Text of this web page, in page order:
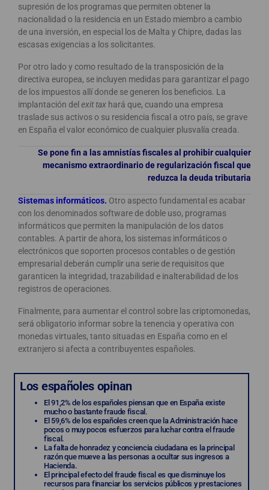
supresión de los programas que permiten obtener la
nacionalidad o la residencia en un Estado miembro a cambio
de una inversión, en especial los de Malta y Chipre, dadas las
escasas exigencias a los solicitantes.
Por otro lado y como resultado de la transposición de la
directiva europea, se incluyen medidas para garantizar el pago
de los impuestos allí donde se generen los beneficios. La
implantación delexit tax hará que, cuando una empresa
traslade sus activos o su residencia fiscal a otro país, se grave
en España el valor económico de cualquier plusvalía creada.
Se pone fin a las amnistías fiscales al prohibir cualquier
mecanismo extraordinario de regularización fiscal que
reduzca la deuda tributaria
Sistemas informáticos. Otro aspecto fundamental es acabar
con los denominados software de doble uso, programas
informáticos que permiten la manipulación de los datos
contables. A partir de ahora, los sistemas informáticos o
electrónicos que soporten procesos contables o de gestión
empresarial deberán cumplir una serie de requisitos que
garanticen la integridad, trazabilidad e inalterabilidad de los
registros de operaciones.
Finalmente, para aumentar el control sobre las criptomonedas,
será obligatorio informar sobre la tenencia y operativa con
monedas virtuales, tanto situadas en España como en el
extranjero si afecta a contribuyentes españoles.
Los españoles opinan
El 91,2% de los españoles piensan que en España existe
mucho o bastante fraude fiscal.
El 59,6% de los españoles creen que la Administración hace
pocos o muy pocos esfuerzos para luchar contra el fraude
fiscal.
La falta de honradez y conciencia ciudadana es la principal
razón que mueve a las personas a ocultar sus ingresos a
Hacienda.
El principal efecto del fraude fiscal es que disminuye los
recursos para financiar los servicios públicos y prestaciones